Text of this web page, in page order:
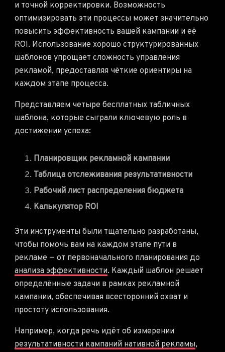
и точной корректировки. Возможность
оптимизировать эти процессы может значительно
повысить эффективность вашей кампании и её
ROI. Использование хорошо структурированных
шаблонов упрощает сложность управления
рекламой, предоставляя чёткие ориентиры на
каждом этапе процесса.
Представляем четыре бесплатных табличных
шаблона, которые сыграли ключевую роль в
достижении успеха:
Планировщик рекламной кампании
Таблица отслеживания результативности
Рабочий лист распределения бюджета
Калькулятор ROI
Эти инструменты были тщательно разработаны,
чтобы помочь вам на каждом этапе пути в
рекламе — от первоначального планирования до
анализа эффективности. Каждый шаблон решает
определённые задачи в рамках рекламной
кампании, обеспечивая всесторонний охват и
простоту использования.
Например, когда речь идёт об измерении
результативности кампаний нативной рекламы,